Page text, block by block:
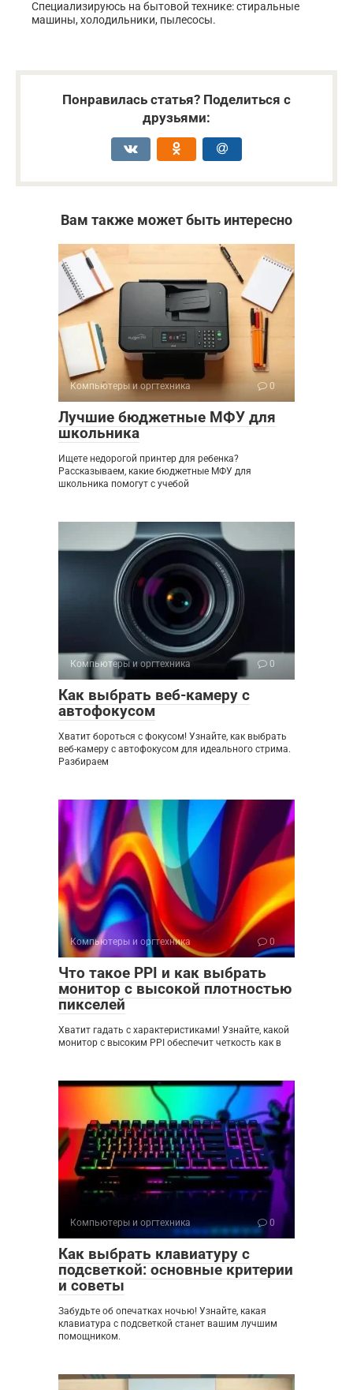
Специализируюсь на бытовой технике: стиральные
машины, холодильники, пылесосы.
Понравилась статья? Поделиться с
друзьями:
Вам также может быть интересно
Компьютеры и оргтехника 0
Лучшие бюджетные МФУ для
школьника
Ищете недорогой принтер для ребенка?
Рассказываем, какие бюджетные МФУ для
школьника помогут с учебой
Компьютеры и оргтехника 0
Как выбрать веб-камеру с
автофокусом
Хватит бороться с фокусом! Узнайте, как выбрать
веб-камеру с автофокусом для идеального стрима.
Разбираем
Компьютеры и оргтехника 0
Что такое PPI и как выбрать
монитор с высокой плотностью
пикселей
Хватит гадать с характеристиками! Узнайте, какой
монитор с высоким PPI обеспечит четкость как в
Компьютеры и оргтехника 0
Как выбрать клавиатуру с
подсветкой: основные критерии
и советы
Забудьте об опечатках ночью! Узнайте, какая
клавиатура с подсветкой станет вашим лучшим
помощником.